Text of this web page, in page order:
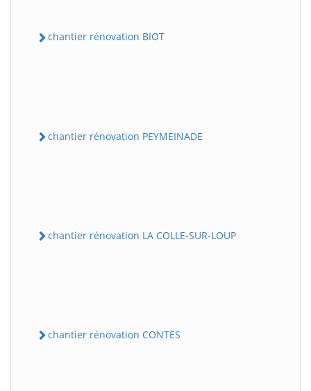
chantier rénovation BIOT
chantier rénovation PEYMEINADE
chantier rénovation LA COLLE-SUR-LOUP
chantier rénovation CONTES